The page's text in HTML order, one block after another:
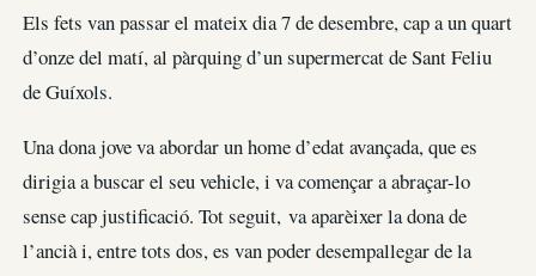
Els fets van passar el mateix dia 7 de desembre, cap a un quart
d’onze del matí, al pàrquing d’un supermercat de Sant Feliu
de Guíxols.
Una dona jove va abordar un home d’edat avançada, que es
dirigia a buscar el seu vehicle, i va començar a abraçar-lo
sense cap justificació. Tot seguit, va aparèixer la dona de
l’ancià i, entre tots dos, es van poder desempallegar de la